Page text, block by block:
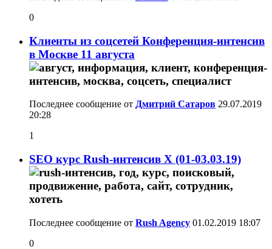
0
Клиенты из соцсетей Конференция-интенсив
в Москве 11 августа
Последнее сообщение от Дмитрий Сатаров 29.07.2019
20:28
1
SEO курс Rush-интенсив X (01-03.03.19)
Последнее сообщение от Rush Agency 01.02.2019 18:07
0